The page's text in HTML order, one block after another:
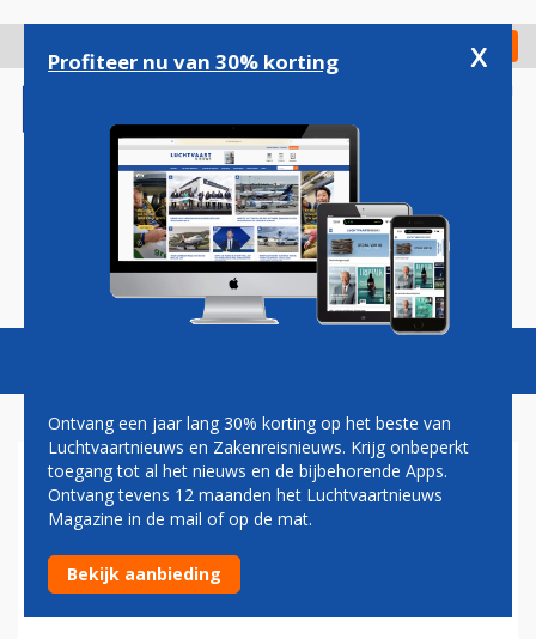
gaan
Check in
Magazine Podcasts Vacatures
WAT IS EEN GOEDE NIEUWE
NAAM VOOR AIR FRANCE-
KLM?
Profiteer nu van 30% korting x
Ontvang een jaar lang 30% korting op het beste van
Luchtvaartnieuws en Zakenreisnieuws. Krijg onbeperkt
toegang tot al het nieuws en de bijbehorende Apps.
Ontvang tevens 12 maanden het Luchtvaartnieuws
Magazine in de mail of op de mat.
Bekijk aanbieding